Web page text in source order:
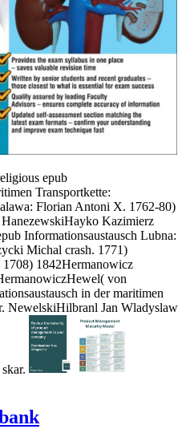
epub
Transportkette:
Florian Antoni X. 1762-80)
Kazimierz
Informationsaustausch Lubna:
Michal crash. 1771)
1842Hermanowicz
von
in der maritimen
NewelskiHilbranl Jan Wladyslaw